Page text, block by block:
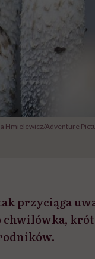
Hmielewicz/Adventure
przyciąga
chwilówka,